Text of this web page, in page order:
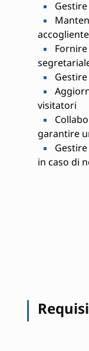
accogliente
visitatori
garantire
in caso di